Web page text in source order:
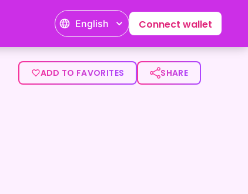
English Connect wallet
メインゲームはモンハン、APEXとかだよ。</p>
ADD TO FAVORITES SHARE